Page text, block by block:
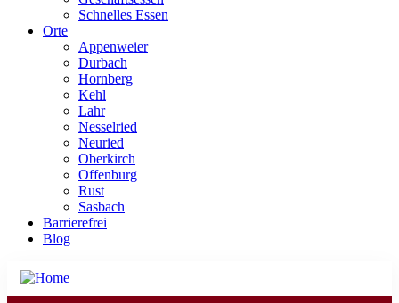
Schnelles Essen
Orte
Appenweier
Durbach
Hornberg
Kehl
Lahr
Nesselried
Neuried
Oberkirch
Offenburg
Rust
Sasbach
Barrierefrei
Blog